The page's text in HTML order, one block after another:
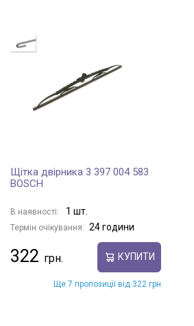
Щітка двірника 3 397 004 583
BOSCH
В наявності: 1 шт.
Термін очікування: 24 години
322 КУПИТИ
Ще 7 пропозиції від 322 грн